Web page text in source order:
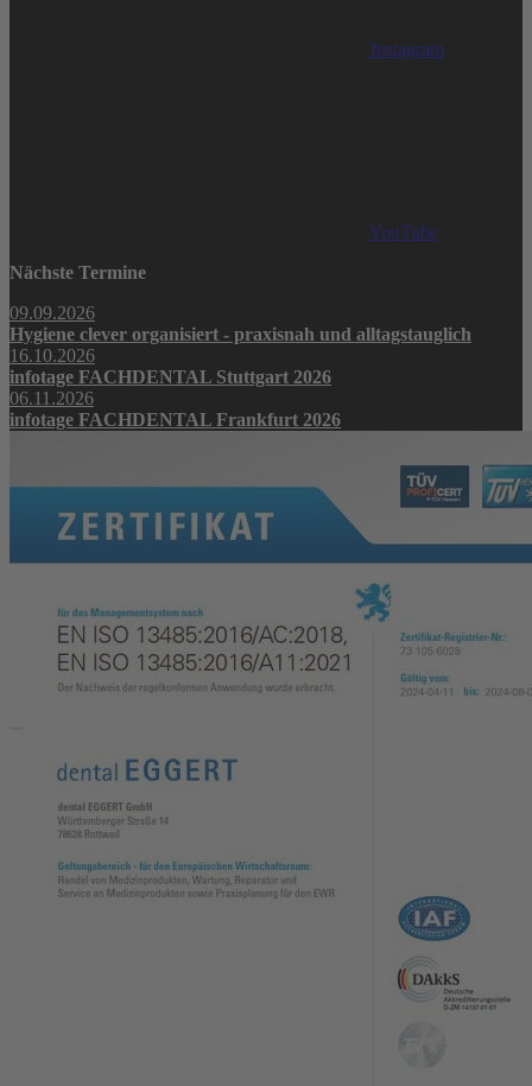
Instagram
YouTube
Nächste Termine
09.09.2026
Hygiene clever organisiert - praxisnah und alltagstauglich
16.10.2026
infotage FACHDENTAL Stuttgart 2026
06.11.2026
infotage FACHDENTAL Frankfurt 2026